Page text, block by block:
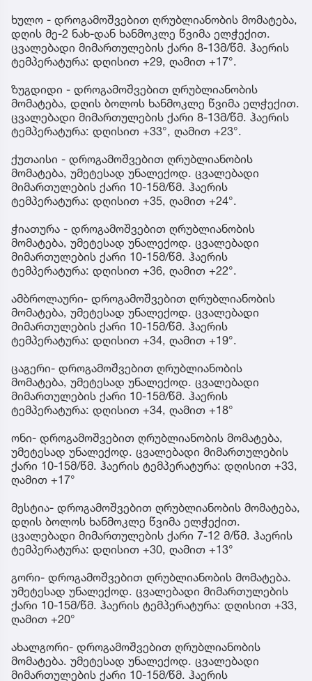
ხულო - დროგამოშვებით ღრუბლიანობის მომატება,
დღის მე-2 ნახ-დან ხანმოკლე წვიმა ელჭექით.
ცვალებადი მიმართულების ქარი 8-13მ/წმ. ჰაერის
ტემპერატურა: დღისით +29, ღამით +17°.
ზუგდიდი - დროგამოშვებით ღრუბლიანობის
მომატება, დღის ბოლოს ხანმოკლე წვიმა ელჭექით.
ცვალებადი მიმართულების ქარი 8-13მ/წმ. ჰაერის
ტემპერატურა: დღისით +33°, ღამით +23°.
ქუთაისი - დროგამოშვებით ღრუბლიანობის
მომატება, უმეტესად უნალექოდ. ცვალებადი
მიმართულების ქარი 10-15მ/წმ. ჰაერის
ტემპერატურა: დღისით +35, ღამით +24°.
ჭიათურა - დროგამოშვებით ღრუბლიანობის
მომატება, უმეტესად უნალექოდ. ცვალებადი
მიმართულების ქარი 10-15მ/წმ. ჰაერის
ტემპერატურა: დღისით +36, ღამით +22°.
ამბროლაური- დროგამოშვებით ღრუბლიანობის
მომატება, უმეტესად უნალექოდ. ცვალებადი
მიმართულების ქარი 10-15მ/წმ. ჰაერის
ტემპერატურა: დღისით +34, ღამით +19°.
ცაგერი- დროგამოშვებით ღრუბლიანობის
მომატება, უმეტესად უნალექოდ. ცვალებადი
მიმართულების ქარი 10-15მ/წმ. ჰაერის
ტემპერატურა: დღისით +34, ღამით +18°
ონი- დროგამოშვებით ღრუბლიანობის მომატება,
უმეტესად უნალექოდ. ცვალებადი მიმართულების
ქარი 10-15მ/წმ. ჰაერის ტემპერატურა: დღისით +33,
ღამით +17°
მესტია- დროგამოშვებით ღრუბლიანობის მომატება,
დღის ბოლოს ხანმოკლე წვიმა ელჭექით.
ცვალებადი მიმართულების ქარი 7-12 მ/წმ. ჰაერის
ტემპერატურა: დღისით +30, ღამით +13°
გორი- დროგამოშვებით ღრუბლიანობის მომატება.
უმეტესად უნალექოდ. ცვალებადი მიმართულების
ქარი 10-15მ/წმ. ჰაერის ტემპერატურა: დღისით +33,
ღამით +20°
ახალგორი- დროგამოშვებით ღრუბლიანობის
მომატება. უმეტესად უნალექოდ. ცვალებადი
მიმართულების ქარი 10-15მ/წმ. ჰაერის